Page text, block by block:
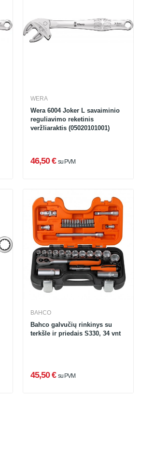
WERA
Wera 6004 Joker L savaiminio
reguliavimo reketinis
veržliaraktis (05020101001)
46,50 € su PVM
BAHCO
Bahco galvučių rinkinys su
terkšle ir priedais S330, 34 vnt
45,50 € su PVM